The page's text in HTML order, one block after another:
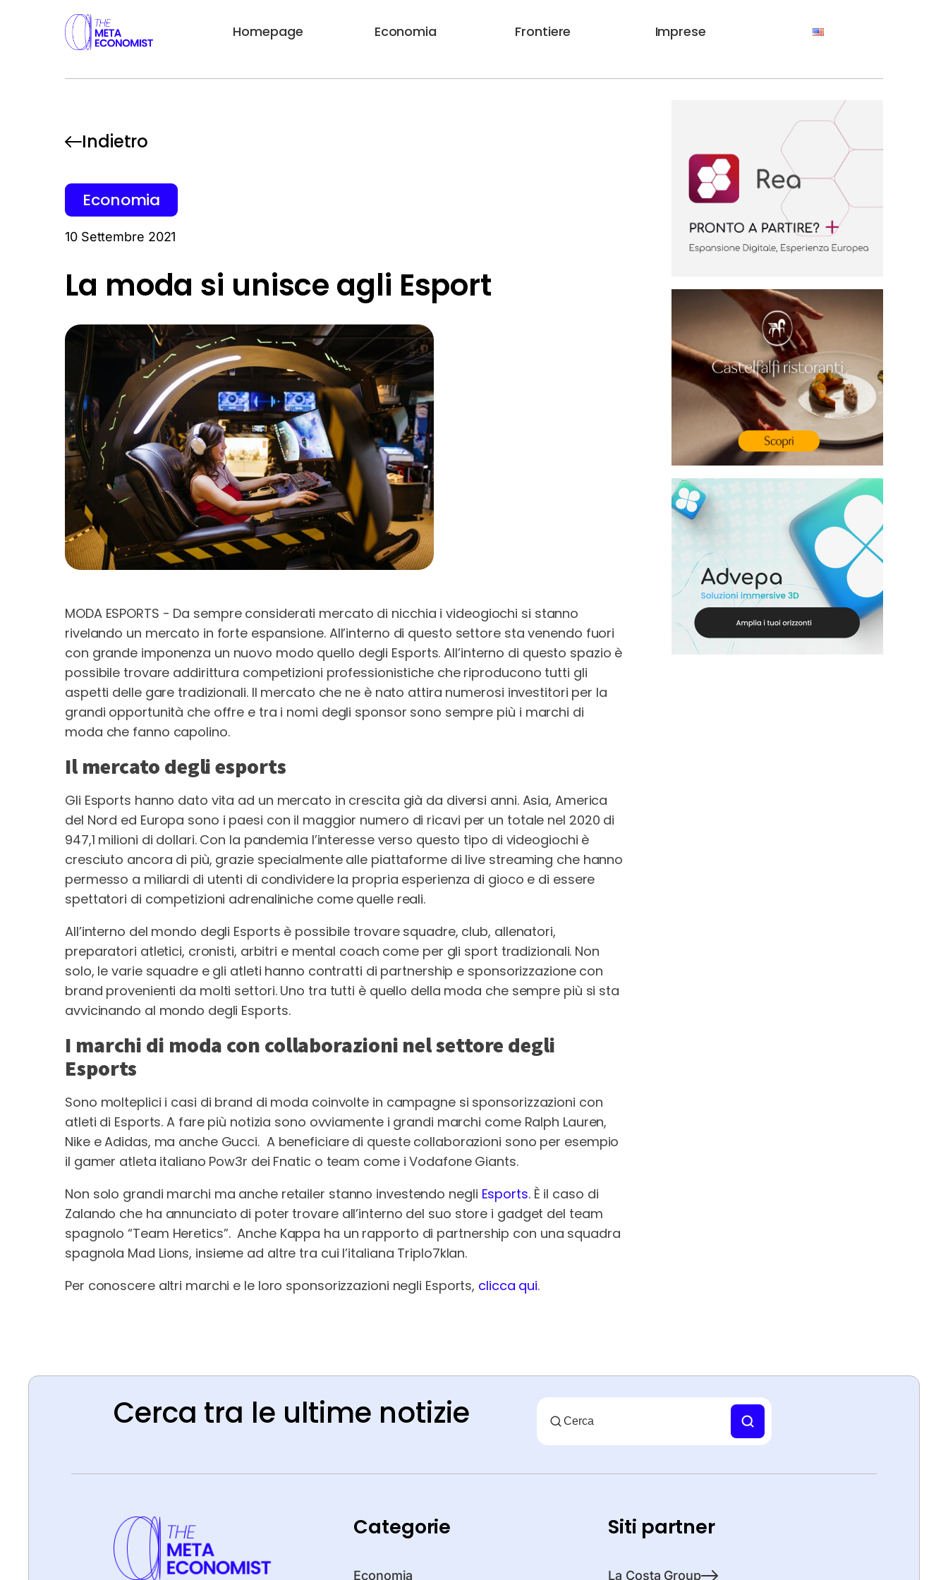
Homepage Economia Frontiere Imprese
Indietro
Economia
10 Settembre 2021
La moda si unisce agli Esport
MODA ESPORTS - Da sempre considerati mercato di nicchia i videogiochi si stanno
rivelando un mercato in forte espansione. All’interno di questo settore sta venendo fuori
con grande imponenza un nuovo modo quello degli Esports. All’interno di questo spazio è
possibile trovare addirittura competizioni professionistiche che riproducono tutti gli
aspetti delle gare tradizionali. Il mercato che ne è nato attira numerosi investitori per la
grandi opportunità che offre e tra i nomi degli sponsor sono sempre più i marchi di
moda che fanno capolino.
Il mercato degli esports
Gli Esports hanno dato vita ad un mercato in crescita già da diversi anni. Asia, America
del Nord ed Europa sono i paesi con il maggior numero di ricavi per un totale nel 2020 di
947,1 milioni di dollari. Con la pandemia l’interesse verso questo tipo di videogiochi è
cresciuto ancora di più, grazie specialmente alle piattaforme di live streaming che hanno
permesso a miliardi di utenti di condividere la propria esperienza di gioco e di essere
spettatori di competizioni adrenaliniche come quelle reali.
All’interno del mondo degli Esports è possibile trovare squadre, club, allenatori,
preparatori atletici, cronisti, arbitri e mental coach come per gli sport tradizionali. Non
solo, le varie squadre e gli atleti hanno contratti di partnership e sponsorizzazione con
brand provenienti da molti settori. Uno tra tutti è quello della moda che sempre più si sta
avvicinando al mondo degli Esports.
I marchi di moda con collaborazioni nel settore degli
Esports
Sono molteplici i casi di brand di moda coinvolte in campagne si sponsorizzazioni con
atleti di Esports. A fare più notizia sono ovviamente i grandi marchi come Ralph Lauren,
Nike e Adidas, ma anche Gucci. A beneficiare di queste collaborazioni sono per esempio
il gamer atleta italiano Pow3r dei Fnatic o team come i Vodafone Giants.
Non solo grandi marchi ma anche retailer stanno investendo negli Esports. È il caso di
Zalando che ha annunciato di poter trovare all’interno del suo store i gadget del team
spagnolo “Team Heretics”. Anche Kappa ha un rapporto di partnership con una squadra
spagnola Mad Lions, insieme ad altre tra cui l’italiana Triplo7klan.
Per conoscere altri marchi e le loro sponsorizzazioni negli Esports, clicca qui.
Cerca tra le ultime notizie
Categorie
Economia
Siti partner
La Costa Group